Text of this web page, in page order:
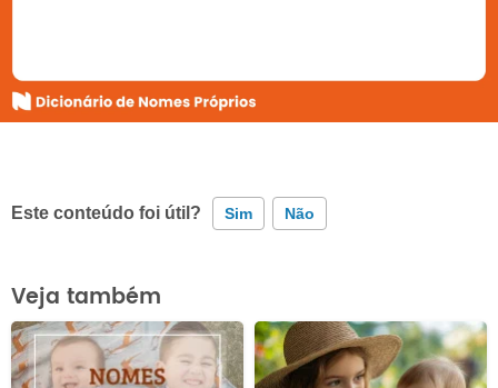
Este conteúdo foi útil? Sim Não
Este conteúdo contém informação incorreta
Este conteúdo não tem a informação que procuro
Outro
Veja também